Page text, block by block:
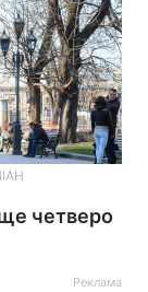
четверо
Реклама